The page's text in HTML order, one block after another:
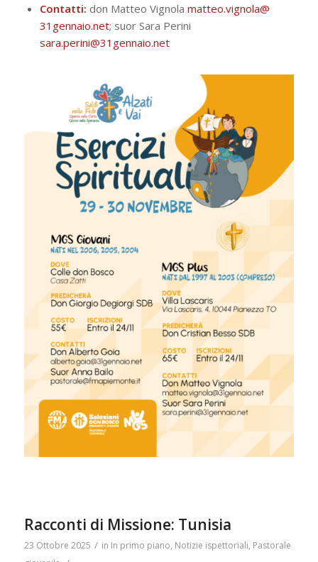
Contatti: don Matteo Vignola matteo.vignola@
31gennaio.net; suor Sara Perini
sara.perini@31gennaio.net
Racconti di Missione: Tunisia
23 Ottobre 2025 / in In primo piano, Notizie ispettoriali, Pastorale